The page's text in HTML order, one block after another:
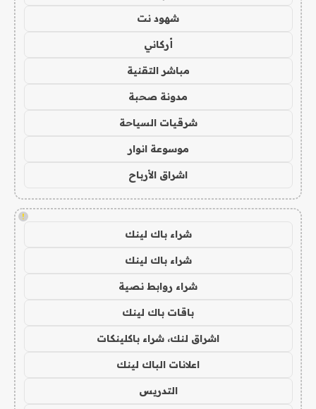
شهود نت
أركاني
مباشر التقنية
مدونة صحبة
شرقيات السياحة
موسوعة انوار
اشراق الأرباح
!
شراء باك لينك
شراء باك لينك
شراء روابط نصية
باقات باك لينك
اشراق لنك، شراء باكلينكات
اعلانات الباك لينك
التدريس